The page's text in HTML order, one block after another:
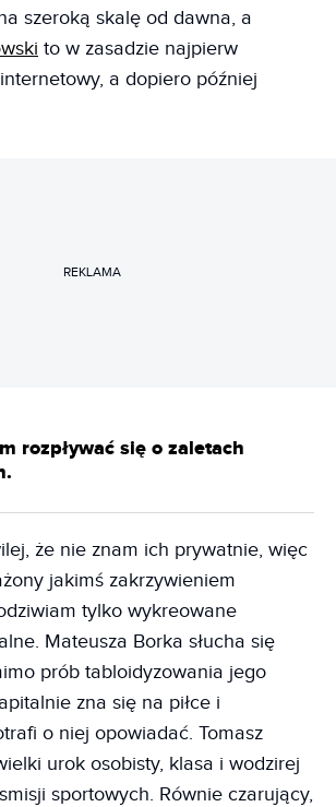
szeroką skalę od dawna, a
to w zasadzie najpierw
a dopiero później
REKLAMA
rozpływać się o zaletach
że nie znam ich prywatnie, więc
jakimś zakrzywieniem
tylko wykreowane
Mateusza Borka słucha się
prób tabloidyzowania jego
zna się na piłce i
o niej opowiadać. Tomasz
urok osobisty, klasa i wodzirej
sportowych. Równie czarujący,